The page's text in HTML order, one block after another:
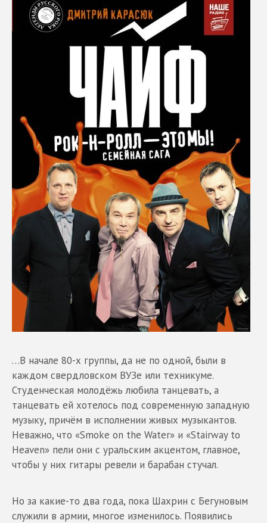
…В начале 80-х группы, да не по одной, были в
каждом свердловском ВУЗе или техникуме.
Студенческая молодёжь любила танцевать, а
танцевать ей хотелось под современную западную
музыку, причём в исполнении живых музыкантов.
Неважно, что «Smoke on the Water» и «Stairway to
Heaven» пели они с уральским акцентом, главное,
чтобы у них гитары ревели и барабан стучал.
Но за какие-то два года, пока Шахрин с Бегуновым
служили в армии, многое изменилось. Появились